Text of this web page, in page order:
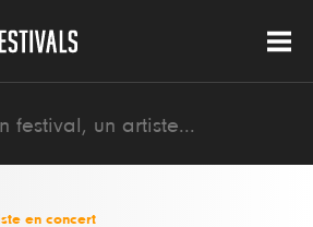
en concert